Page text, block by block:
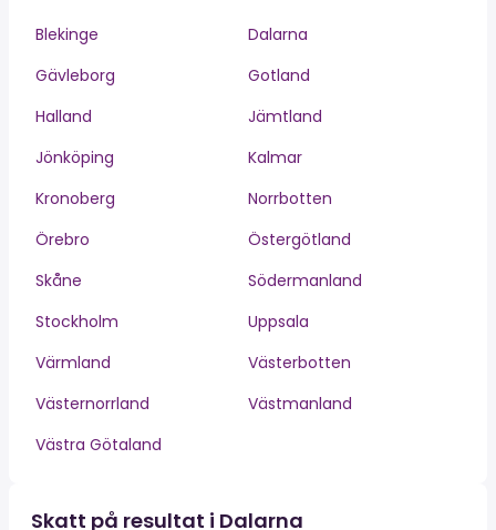
Blekinge
Dalarna
Gävleborg
Gotland
Halland
Jämtland
Jönköping
Kalmar
Kronoberg
Norrbotten
Örebro
Östergötland
Skåne
Södermanland
Stockholm
Uppsala
Värmland
Västerbotten
Västernorrland
Västmanland
Västra Götaland
Skatt på resultat i Dalarna